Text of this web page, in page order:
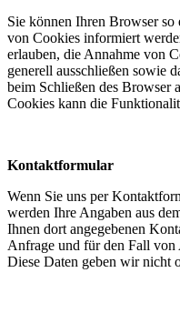
Sie können Ihren Browser so
von Cookies informiert
erlauben, die Annahme von
generell ausschließen sowie
beim Schließen des Browser
Cookies kann die
Kontaktformular
Wenn Sie uns per
werden Ihre Angaben aus
Ihnen dort angegebenen
Anfrage und für den Fall von
Diese Daten geben wir nicht